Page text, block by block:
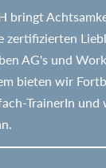
bringt
zertifizierten
AG's und
bieten wir
TrainerIn und